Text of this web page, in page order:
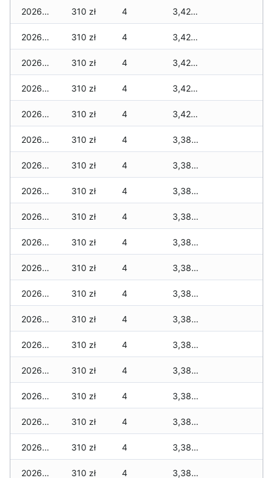
2026-06-13 310 zł 4 3,420 zł
2026-06-12 310 zł 4 3,420 zł
2026-06-11 310 zł 4 3,420 zł
2026-06-10 310 zł 4 3,420 zł
2026-06-09 310 zł 4 3,420 zł
2026-06-07 310 zł 4 3,380 zł
2026-06-06 310 zł 4 3,380 zł
2026-06-05 310 zł 4 3,380 zł
2026-06-04 310 zł 4 3,380 zł
2026-06-03 310 zł 4 3,380 zł
2026-06-02 310 zł 4 3,380 zł
2026-06-01 310 zł 4 3,380 zł
2026-05-31 310 zł 4 3,380 zł
2026-05-30 310 zł 4 3,380 zł
2026-05-29 310 zł 4 3,380 zł
2026-05-28 310 zł 4 3,380 zł
2026-05-27 310 zł 4 3,380 zł
2026-05-26 310 zł 4 3,380 zł
2026-05-25 310 zł 4 3,380 zł